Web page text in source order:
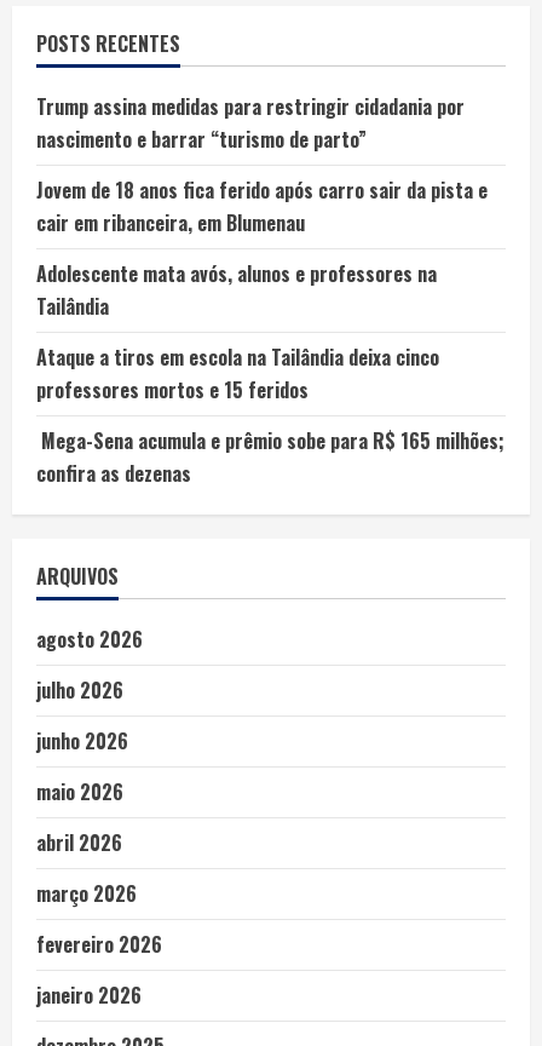
POSTS RECENTES
Trump assina medidas para restringir cidadania por
nascimento e barrar “turismo de parto”
Jovem de 18 anos fica ferido após carro sair da pista e
cair em ribanceira, em Blumenau
Adolescente mata avós, alunos e professores na
Tailândia
Ataque a tiros em escola na Tailândia deixa cinco
professores mortos e 15 feridos
Mega-Sena acumula e prêmio sobe para R$ 165 milhões;
confira as dezenas
ARQUIVOS
agosto 2026
julho 2026
junho 2026
maio 2026
abril 2026
março 2026
fevereiro 2026
janeiro 2026